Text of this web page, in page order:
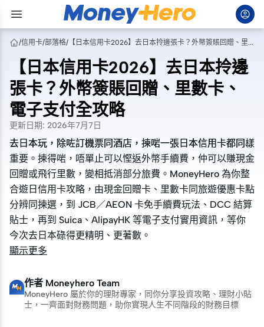
/信用卡/部落格/ 【日本信用卡2026】去日本拎邊張卡？外幣簽賬回贈、里數卡、電子支付全攻略
【日本信用卡2026】去日本拎邊
張卡？外幣簽賬回贈、里數卡、
電子支付全攻略
更新日期: 2026年7月7日
去日本玩，除咗訂機票同酒店，揀啱一張日本信用卡都同樣
重要。揀得啱，唔單止可以慳返外幣手續費，仲可以賺現金
回贈或飛行里數，變相抵消部分旅費。MoneyHero 為你整
合遊日信用卡攻略，由現金回贈卡、里數卡同旅遊優惠卡點
分辨同揀選，到 JCB／AEON 卡免手續費玩法、DCC 結算
貼士，再到 Suica、AlipayHK 等電子支付實用資訊，等你
今次去日本碌得更精明、更著數。
去日本玩，除咗訂機票同酒店，揀啱一張日本信用卡都同樣
重要。揀得啱，唔單止可以慳返外幣手續費，仲可以賺現金
回贈或飛行里數，變相抵消部分旅費。MoneyHero 為你整
合遊日信用卡攻略，由現金回贈卡、里數卡同旅遊優惠卡點
分辨同揀選，到 JCB／AEON 卡免手續費玩法、DCC 結算
貼士，再到 Suica、AlipayHK 等電子支付實用資訊，等你
今次去日本碌得更精明、更著數。
顯示更多
作者 Moneyhero Team
MoneyHero 屬於你的理財專家，同你分享投資攻略、理財小貼
士，一齊面對財務問題，助你實現人生不同階段的財務目標